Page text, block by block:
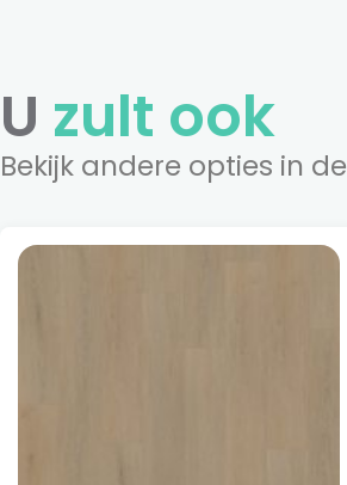
U zult ook
Bekijk andere opties in